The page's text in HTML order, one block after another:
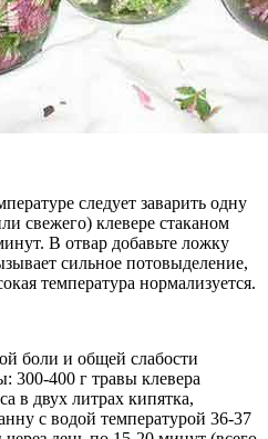
следует заварить одну
свежего) клевере стаканом
В отвар добавьте ложку
сильное потовыделение,
температура нормализуется.
боли и общей слабости
300-400 г травы клевера
в двух литрах кипятка,
с водой температурой 36-37